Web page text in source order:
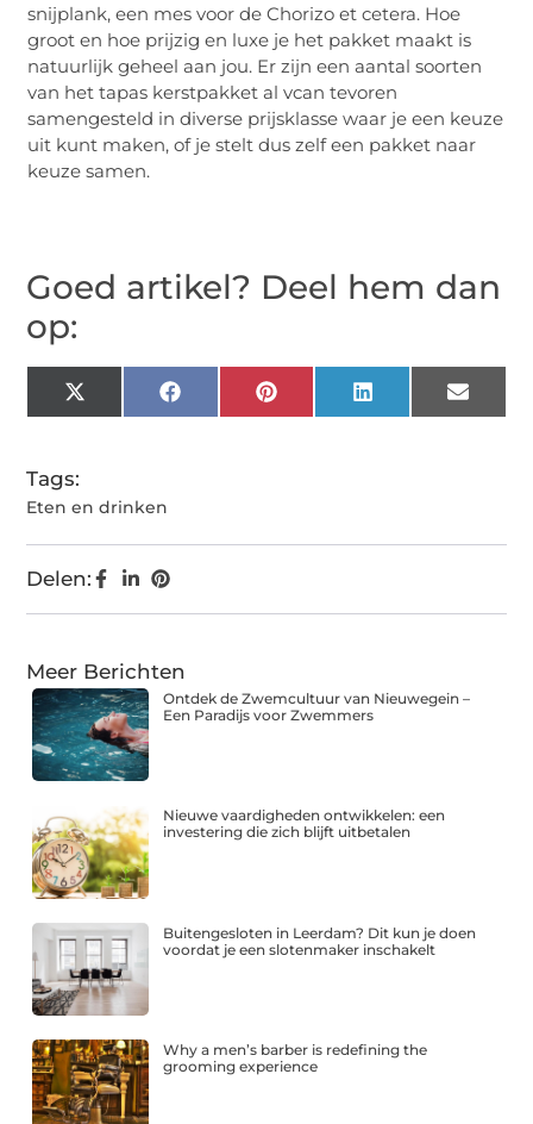
snijplank, een mes voor de Chorizo et cetera. Hoe
groot en hoe prijzig en luxe je het pakket maakt is
natuurlijk geheel aan jou. Er zijn een aantal soorten
van het tapas kerstpakket al vcan tevoren
samengesteld in diverse prijsklasse waar je een keuze
uit kunt maken, of je stelt dus zelf een pakket naar
keuze samen.
Goed artikel? Deel hem dan
op:
X
(Twitter)
FacebookPinterestLinkedIn Email
Tags:
Eten en drinken
Delen:
Meer Berichten
Ontdek de Zwemcultuur van Nieuwegein –
Een Paradijs voor Zwemmers
Nieuwe vaardigheden ontwikkelen: een
investering die zich blijft uitbetalen
Buitengesloten in Leerdam? Dit kun je doen
voordat je een slotenmaker inschakelt
Why a men’s barber is redefining the
grooming experience